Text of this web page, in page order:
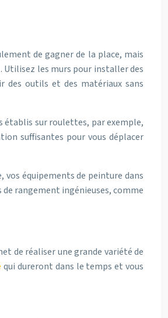
de gagner de la place, mais
Utilisez les murs pour installer des
des outils et des matériaux sans
établis sur roulettes, par exemple,
suffisantes pour vous déplacer
vos équipements de peinture dans
rangement ingénieuses, comme
de réaliser une grande variété de
qui dureront dans le temps et vous